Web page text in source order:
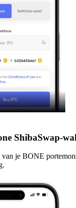
ShibaSwap-
van je BONE